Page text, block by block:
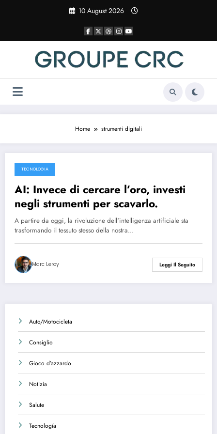
10 August 2026
Home strumenti digitali
17 April 2025
TECNOLOGIA
AI: Invece di cercare l’oro, investi
negli strumenti per scavarlo.
A partire da oggi, la rivoluzione dell'intelligenza artificiale sta
trasformando il tessuto stesso della nostra…
Marc Leroy Leggi Il Seguito
Auto/Motocicleta
Consiglio
Gioco d’azzardo
Notizia
Salute
Tecnología